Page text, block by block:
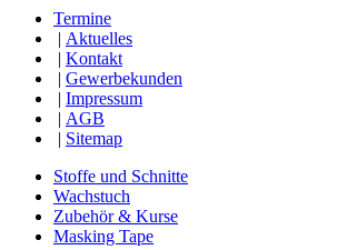
Termine
| Aktuelles
| Kontakt
| Gewerbekunden
| Impressum
| AGB
| Sitemap
Stoffe und Schnitte
Wachstuch
Zubehör & Kurse
Masking Tape